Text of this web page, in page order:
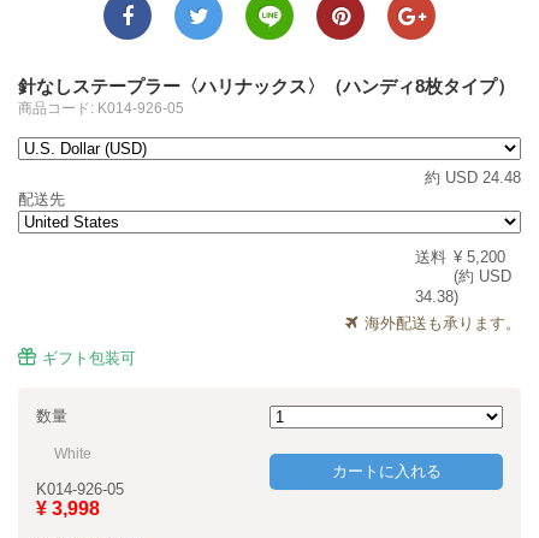
針なしステープラー〈ハリナックス〉（ハンディ8枚タイプ）
商品コード: K014-926-05
約 USD 24.48
配送先
送料 ¥ 5,200
(約 USD
34.38)
海外配送も承ります。
ギフト包装可
数量
カートに入れる
White
K014-926-05
¥ 3,998